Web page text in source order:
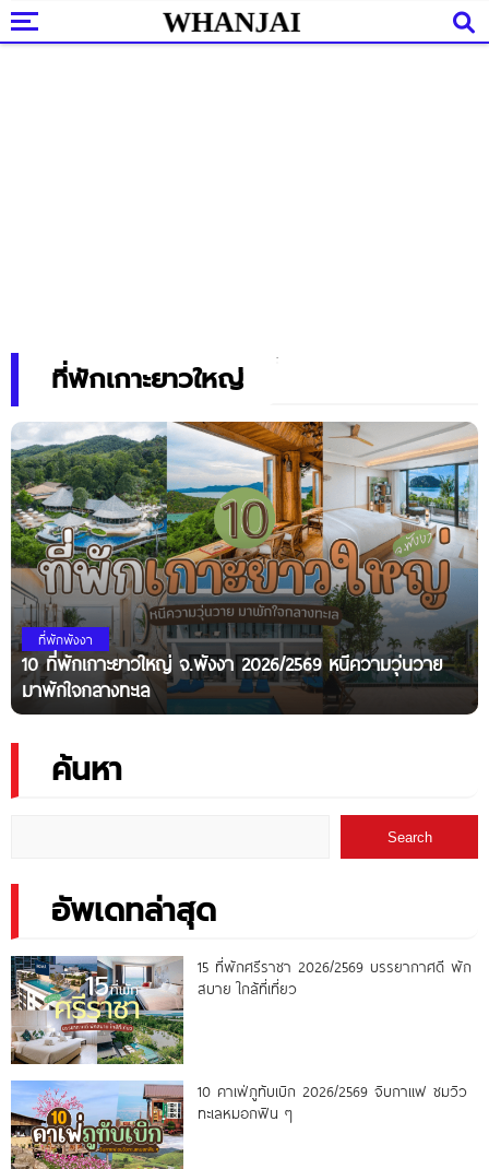
ที่พักเกาะยาวใหญ่
ที่พักพังงา
10 ที่พักเกาะยาวใหญ่ จ.พังงา 2026/2569 หนีความวุ่นวาย
มาพักใจกลางทะเล
ค้นหา
Search
อัพเดทล่าสุด
15 ที่พักศรีราชา 2026/2569 บรรยากาศดี พัก
สบาย ใกล้ที่เที่ยว
10 คาเฟ่ภูทับเบิก 2026/2569 จิบกาแฟ ชมวิว
ทะเลหมอกฟิน ๆ